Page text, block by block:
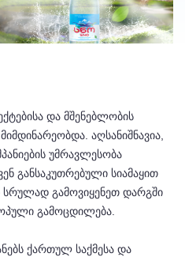
და მშენებლობის
აღსანიშნავია,
უმრავლესობა
განსაკუთრებული სიამაყით
სრულად გამოვიყენეთ დარგში
გამოცდილება.
ქართულ საქმესა და